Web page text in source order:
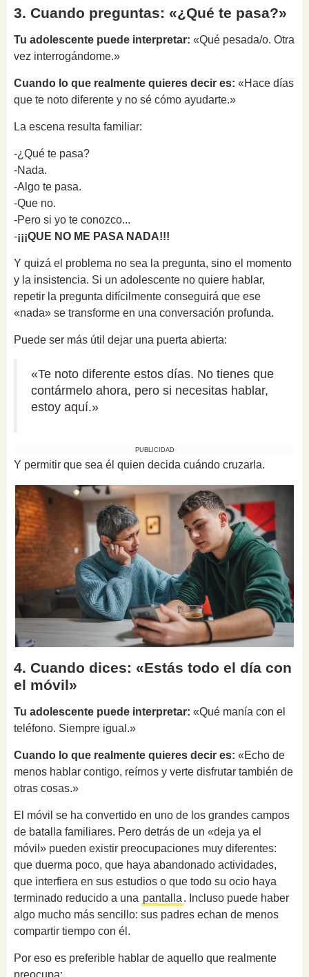
3. Cuando preguntas: «¿Qué te pasa?»
Tu adolescente puede interpretar: «Qué pesada/o. Otra
vez interrogándome.»
Cuando lo que realmente quieres decir es: «Hace días
que te noto diferente y no sé cómo ayudarte.»
La escena resulta familiar:
-¿Qué te pasa?
-Nada.
-Algo te pasa.
-Que no.
-Pero si yo te conozco...
-¡¡¡QUE NO ME PASA NADA!!!
Y quizá el problema no sea la pregunta, sino el momento
y la insistencia. Si un adolescente no quiere hablar,
repetir la pregunta difícilmente conseguirá que ese
«nada» se transforme en una conversación profunda.
Puede ser más útil dejar una puerta abierta:
«Te noto diferente estos días. No tienes que
contármelo ahora, pero si necesitas hablar,
estoy aquí.»
PUBLICIDAD
Y permitir que sea él quien decida cuándo cruzarla.
4. Cuando dices: «Estás todo el día con
el móvil»
Tu adolescente puede interpretar: «Qué manía con el
teléfono. Siempre igual.»
Cuando lo que realmente quieres decir es: «Echo de
menos hablar contigo, reírnos y verte disfrutar también de
otras cosas.»
El móvil se ha convertido en uno de los grandes campos
de batalla familiares. Pero detrás de un «deja ya el
móvil» pueden existir preocupaciones muy diferentes:
que duerma poco, que haya abandonado actividades,
que interfiera en sus estudios o que todo su ocio haya
terminado reducido a una pantalla . Incluso puede haber
algo mucho más sencillo: sus padres echan de menos
compartir tiempo con él.
Por eso es preferible hablar de aquello que realmente